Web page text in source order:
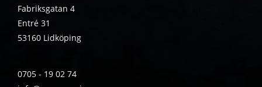
Fabriksgatan 4
Entré 31
53160 Lidköping
0705 - 19 02 74